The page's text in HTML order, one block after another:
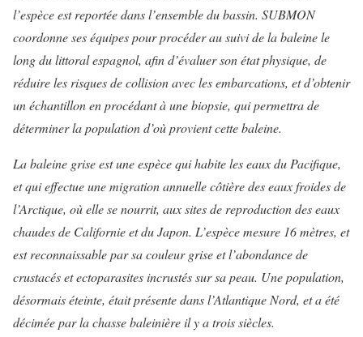
l’espèce est reportée dans l’ensemble du bassin. SUBMON
coordonne ses équipes pour procéder au suivi de la baleine le
long du littoral espagnol, afin d’évaluer son état physique, de
réduire les risques de collision avec les embarcations, et d’obtenir
un échantillon en procédant à une biopsie, qui permettra de
déterminer la population d’où provient cette baleine.
La baleine grise est une espèce qui habite les eaux du Pacifique,
et qui effectue une migration annuelle côtière des eaux froides de
l’Arctique, où elle se nourrit, aux sites de reproduction des eaux
chaudes de Californie et du Japon. L’espèce mesure 16 mètres, et
est reconnaissable par sa couleur grise et l’abondance de
crustacés et ectoparasites incrustés sur sa peau. Une population,
désormais éteinte, était présente dans l’Atlantique Nord, et a été
décimée par la chasse baleinière il y a trois siècles.